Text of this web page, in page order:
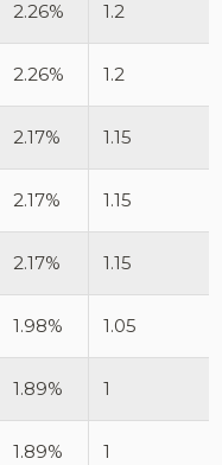
2.26% 1.2
2.26% 1.2
2.17% 1.15
2.17% 1.15
2.17% 1.15
1.98% 1.05
1.89% 1
1.89% 1